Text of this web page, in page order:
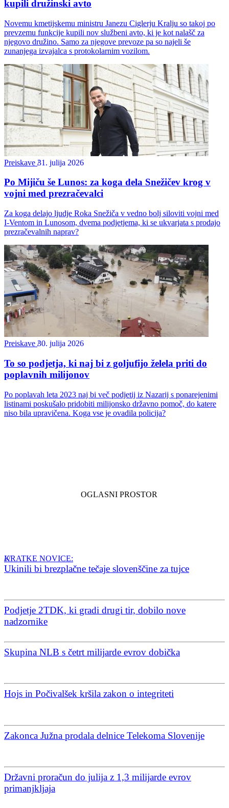
kupili družinski avto
Novemu kmetijskemu ministru Janezu Ciglerju Kralju so takoj po
prevzemu funkcije kupili nov službeni avto, ki je kot nalašč za
njegovo družino. Samo za njegove prevoze pa so najeli še
zunanjega izvajalca s protokolarnim vozilom.
Preiskave 31. julija 2026
Po Mijiču še Lunos: za koga dela Snežičev krog v
vojni med prezračevalci
Za koga delajo ljudje Roka Snežiča v vedno bolj siloviti vojni med
I-Ventom in Lunosom, dvema podjetjema, ki se ukvarjata s prodajo
prezračevalnih naprav?
Preiskave 30. julija 2026
To so podjetja, ki naj bi z goljufijo želela priti do
poplavnih milijonov
Po poplavah leta 2023 naj bi več podjetij iz Nazarij s ponarejenimi
listinami poskušalo pridobiti milijonsko državno pomoč, do katere
niso bila upravičena. Koga vse je ovadila policija?
KRATKE NOVICE:
Ukinili bi brezplačne tečaje slovenščine za tujce
Podjetje 2TDK, ki gradi drugi tir, dobilo nove
nadzornike
Skupina NLB s četrt milijarde evrov dobička
Hojs in Počivalšek kršila zakon o integriteti
Zakonca Južna prodala delnice Telekoma Slovenije
Državni proračun do julija z 1,3 milijarde evrov
primanjkljaja